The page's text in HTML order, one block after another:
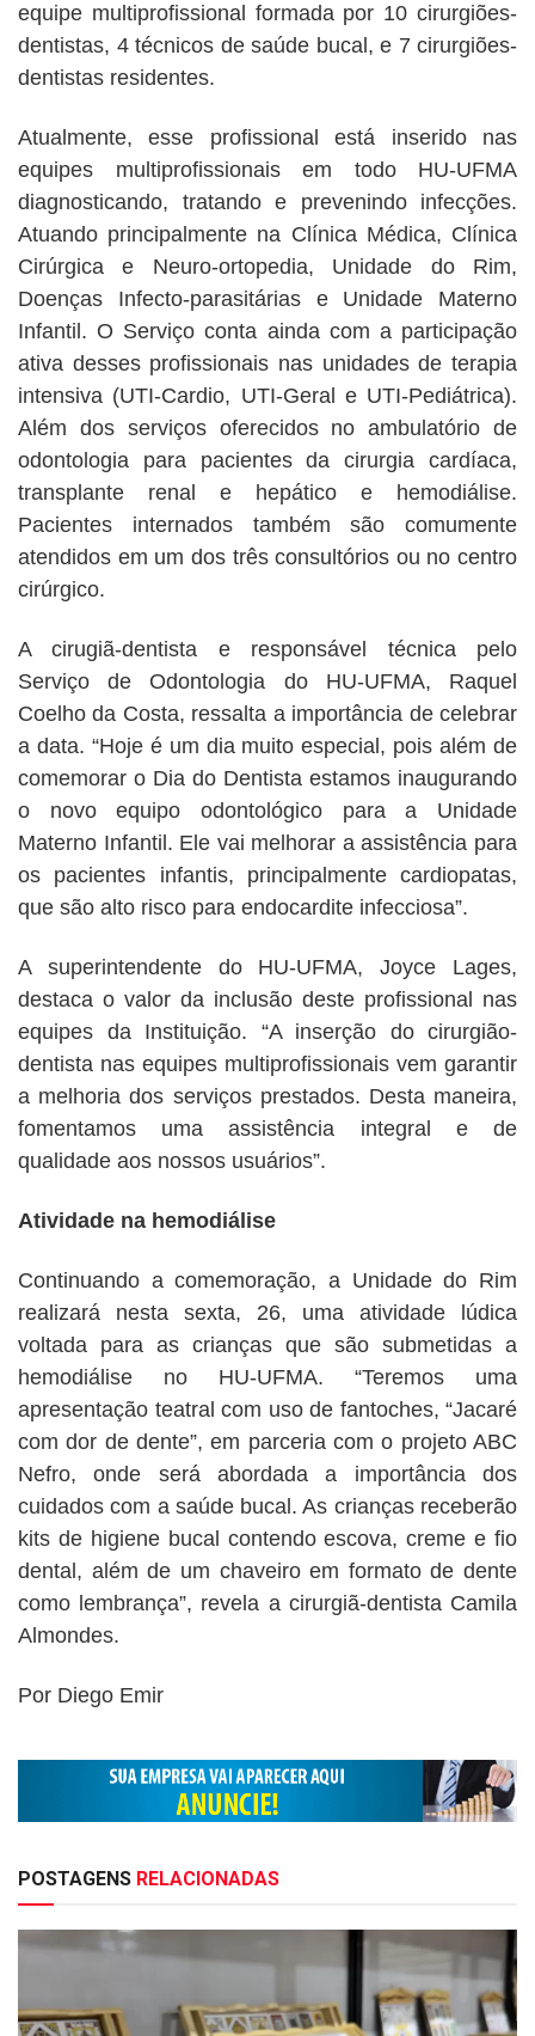
equipe multiprofissional formada por 10 cirurgiões-
dentistas, 4 técnicos de saúde bucal, e 7 cirurgiões-
dentistas residentes.
Atualmente, esse profissional está inserido nas
equipes multiprofissionais em todo HU-UFMA
diagnosticando, tratando e prevenindo infecções.
Atuando principalmente na Clínica Médica, Clínica
Cirúrgica e Neuro-ortopedia, Unidade do Rim,
Doenças Infecto-parasitárias e Unidade Materno
Infantil. O Serviço conta ainda com a participação
ativa desses profissionais nas unidades de terapia
intensiva (UTI-Cardio, UTI-Geral e UTI-Pediátrica).
Além dos serviços oferecidos no ambulatório de
odontologia para pacientes da cirurgia cardíaca,
transplante renal e hepático e hemodiálise.
Pacientes internados também são comumente
atendidos em um dos três consultórios ou no centro
cirúrgico.
A cirugiã-dentista e responsável técnica pelo
Serviço de Odontologia do HU-UFMA, Raquel
Coelho da Costa, ressalta a importância de celebrar
a data. “Hoje é um dia muito especial, pois além de
comemorar o Dia do Dentista estamos inaugurando
o novo equipo odontológico para a Unidade
Materno Infantil. Ele vai melhorar a assistência para
os pacientes infantis, principalmente cardiopatas,
que são alto risco para endocardite infecciosa”.
A superintendente do HU-UFMA, Joyce Lages,
destaca o valor da inclusão deste profissional nas
equipes da Instituição. “A inserção do cirurgião-
dentista nas equipes multiprofissionais vem garantir
a melhoria dos serviços prestados. Desta maneira,
fomentamos uma assistência integral e de
qualidade aos nossos usuários”.
Atividade na hemodiálise
Continuando a comemoração, a Unidade do Rim
realizará nesta sexta, 26, uma atividade lúdica
voltada para as crianças que são submetidas a
hemodiálise no HU-UFMA. “Teremos uma
apresentação teatral com uso de fantoches, “Jacaré
com dor de dente”, em parceria com o projeto ABC
Nefro, onde será abordada a importância dos
cuidados com a saúde bucal. As crianças receberão
kits de higiene bucal contendo escova, creme e fio
dental, além de um chaveiro em formato de dente
como lembrança”, revela a cirurgiã-dentista Camila
Almondes.
Por Diego Emir
POSTAGENS RELACIONADAS